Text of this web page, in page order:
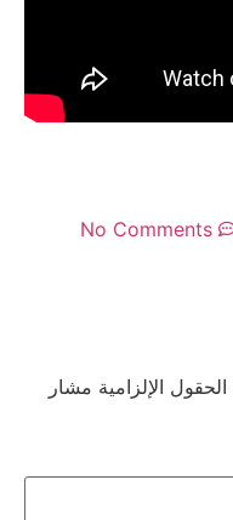
No Comments
الحقول الإلزامية مشار